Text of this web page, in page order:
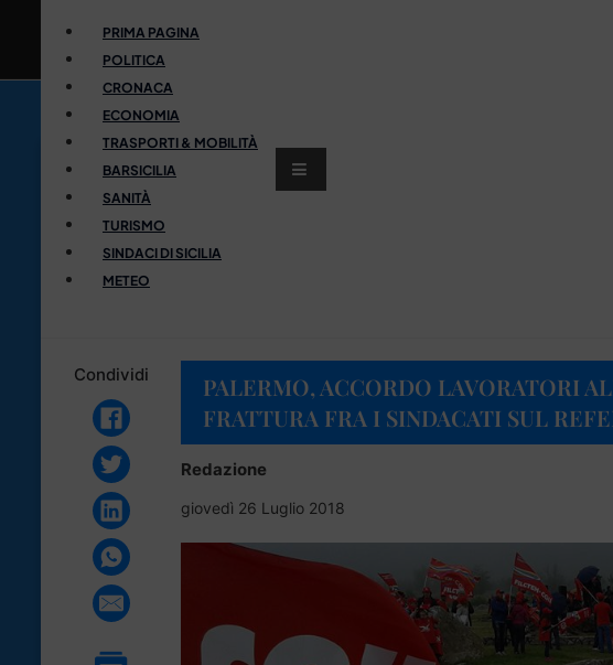
PRIMA PAGINA
POLITICA
CRONACA
ECONOMIA
TRASPORTI & MOBILITÀ
BARSICILIA
SANITÀ
TURISMO
SINDACI DI SICILIA
METEO
Condividi
PALERMO, ACCORDO LAVORATORI
FRATTURA FRA I SINDACATI SUL
Redazione
giovedì 26 Luglio 2018